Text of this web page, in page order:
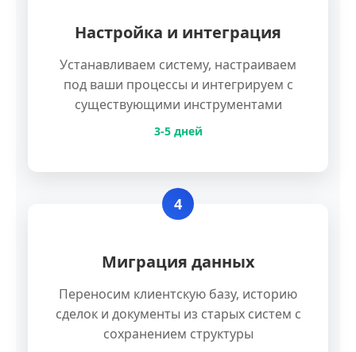
Настройка и интеграция
Устанавливаем систему, настраиваем
под ваши процессы и интегрируем с
существующими инструментами
3-5 дней
4
Миграция данных
Переносим клиентскую базу, историю
сделок и документы из старых систем с
сохранением структуры